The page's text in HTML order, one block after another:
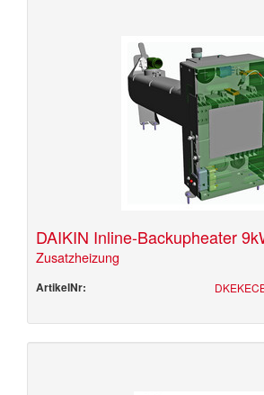
DAIKIN Inline-Backupheater
Zusatzheizung
ArtikelNr: